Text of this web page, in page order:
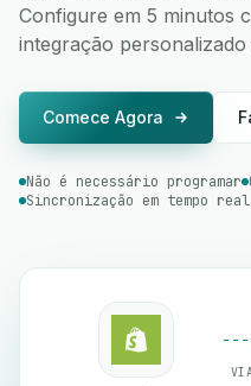
Configure em 5 minutos
integração
Comece Agora
Não é necessário programar
Sincronização em tempo real